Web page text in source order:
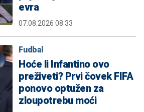
evra
07.08.2026 08:33
Fudbal
Hoće li Infantino ovo
preživeti? Prvi čovek FIFA
ponovo optužen za
zloupotrebu moći